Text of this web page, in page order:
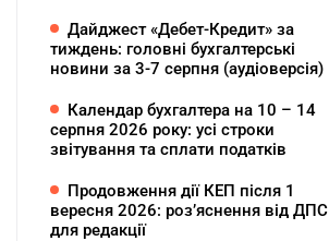
Дайджест «Дебет-Кредит» за
тиждень: головні бухгалтерські
новини за 3-7 серпня (аудіоверсія)
Календар бухгалтера на 10 – 14
серпня 2026 року: усі строки
звітування та сплати податків
Продовження дії КЕП після 1
вересня 2026: розʼяснення від ДПС
для редакції